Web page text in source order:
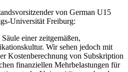
von German U15
Universität Freiburg:
einer zeitgemäßen,
Wir sehen jedoch mit
Kostenberechnung von Subskription
finanziellen Mehrbelastungen für